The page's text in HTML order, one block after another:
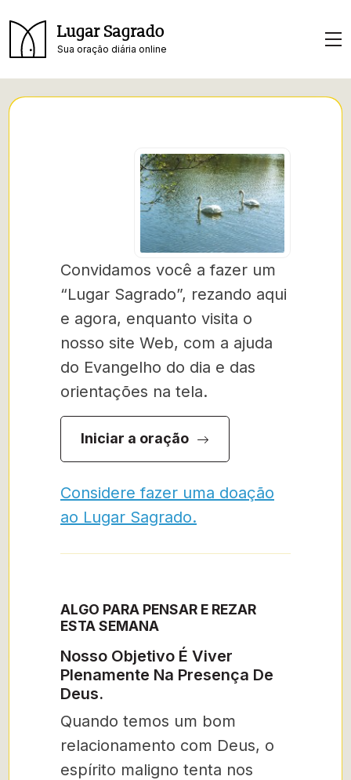
Lugar Sagrado
Sua oração diária online
Convidamos você a fazer um
“Lugar Sagrado”, rezando aqui
e agora, enquanto visita o
nosso site Web, com a ajuda
do Evangelho do dia e das
orientações na tela.
Iniciar a oração
Considere fazer uma doação
ao Lugar Sagrado.
ALGO PARA PENSAR E REZAR
ESTA SEMANA
Nosso Objetivo É Viver
Plenamente Na Presença De
Deus.
Quando temos um bom
relacionamento com Deus, o
espírito maligno tenta nos